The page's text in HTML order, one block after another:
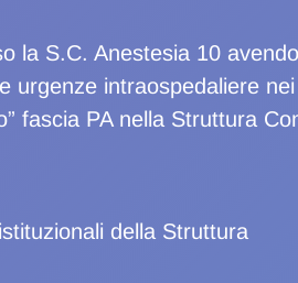
la S.C. Anestesia 10
urgenze intraospedaliere
fascia PA nella Struttura
della Struttura